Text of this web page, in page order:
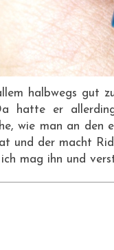
halbwegs gut
hatte er
wie man an den
und der macht
mag ihn und